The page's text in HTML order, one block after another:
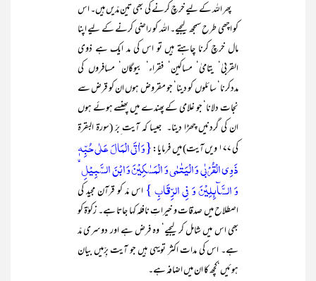
پھر اللہ کے لیے خرچ کرنے کی بھی تین مدّیں ہیں۔ اس
کو اچھی طرح سمجھ لیجیے۔ اللہ کو راضی کرنے کے لیے اپنا
مال خرچ کرنا چاہتے ہیں تو اس کی مد ایک ہے ذوی
القربیٰ‘ یتامیٰ‘ مساکین‘ فقراء‘ بیوگان‘ مسافروں کی
مددکرنا‘ سائلوں کو دینا‘ جو مقروض ہوں ان کو قرض سے
نجات دلانا‘ جو غلامی کے پھندے میں پھنسے ہوئے ہوں
ان کی گردنیں چھڑا دینا۔ جیسا کہ آیت ِبرّ (سورۃ البقرۃ
کی ۱۷۷ ویں آیت) میں فرمایا:
{وَ اٰتَی الۡمَالَ عَلٰی حُبِّہٖ
ذَوِی الۡقُرۡبٰی وَ الۡیَتٰمٰی وَ الۡمَسٰکِیۡنَ وَ ابۡنَ السَّبِیۡلِ ۙ
وَ السَّآئِلِیۡنَ وَ فِی الرِّقَابِ }اس مدّ کو قرآن مجید کی
اصطلاح میں صدقات و خیراتِ نافلہ کہا جاتا ہے۔ زکوٰۃ کو
بھی اس میں شامل کر لیجیے‘ وہ فرض ہے اور دوسری مدّ
ہے۔ اس کی مدات اکثر تویہی ہیں جو آیت بِرّمیں بیان
ہوئیں‘کچھ کا ان میں اضافہ ہے۔